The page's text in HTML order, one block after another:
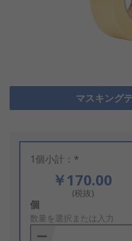
マスキング
1個小計：*
￥170.00
(税抜)
Add
to
Basket
個
数量を選択または入力